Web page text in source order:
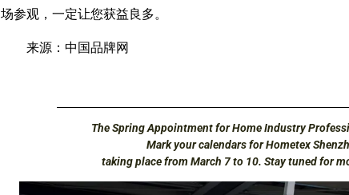
场参观，一定让您获益良多。
来源：中国品牌网
The Spring Appointment for Home Industry
Mark your calendars for Hometex
taking place from March 7 to 10. Stay tuned for